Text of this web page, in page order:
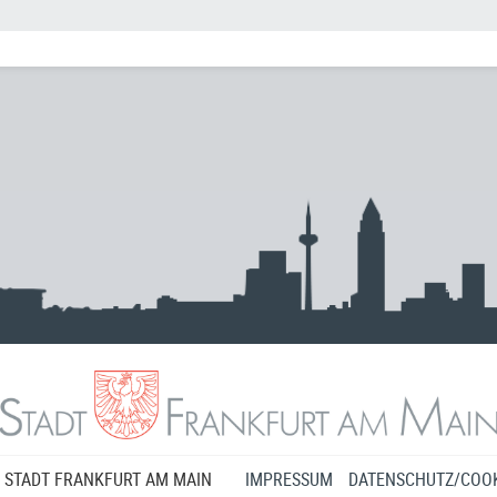
FRANKFURT AM MAIN IMPRESSUM DATENSCHUTZ/